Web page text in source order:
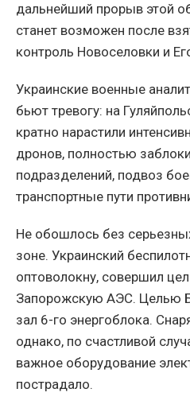
дальнейший прорыв этой
станет возможен после
контроль Новоселовки и
Украинские военные
бьют тревогу: на
кратно нарастили
дронов, полностью
подразделений, подвоз
транспортные пути
Не обошлось без
зоне. Украинский
оптоволокну, совершил
Запорожскую АЭС. Целью
зал 6-го энергоблока.
однако, по счастливой
важное оборудование
пострадало.